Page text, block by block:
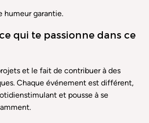
humeur garantie.
qui te passionne dans ce
et le fait de contribuer à des
Chaque événement est différent,
et pousse à se